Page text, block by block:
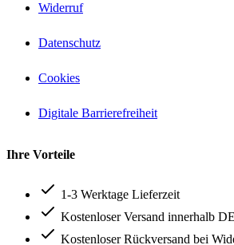
Widerruf
Datenschutz
Cookies
Digitale Barrierefreiheit
Ihre Vorteile
1-3 Werktage Lieferzeit
Kostenloser Versand innerhalb DE
Kostenloser Rückversand bei